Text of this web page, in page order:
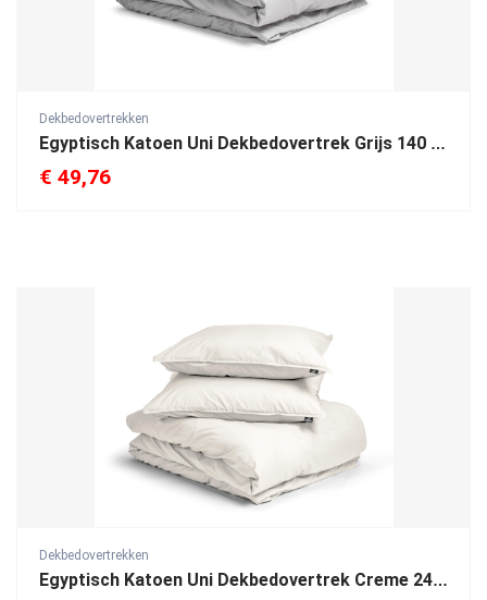
Dekbedovertrekken
Egyptisch Katoen Uni Dekbedovertrek Grijs 140 x 200/260
€ 49,76
Dekbedovertrekken
Egyptisch Katoen Uni Dekbedovertrek Creme 240 x 200/260